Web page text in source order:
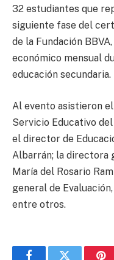
32 estudiantes que
siguiente fase del
de la Fundación
económico mensual
educación secundaria.
Al evento asistieron
Servicio Educativo
el director de
Albarrán; la directora
María del Rosario
general de
entre otros.